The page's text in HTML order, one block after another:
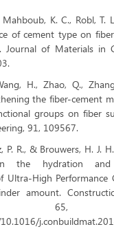
Mahboub, K. C., Robl, T.
of cement type on
Journal of Materials in
H., Zhao, Q.,
the fiber-cement
groups on fiber
91, 109567.
P. R., & Brouwers, H. J.
the hydration and
Ultra-High Performance
amount.
65,